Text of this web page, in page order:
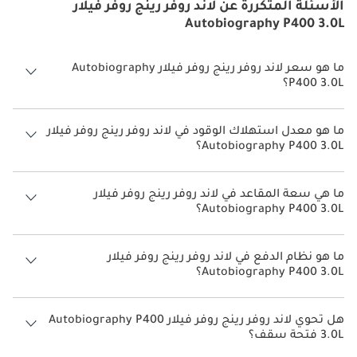
الأسئلة المتكررة عن لاند روفر رينج روفر فيلار
Autobiography P400 3.0L
ما هو سعر لاند روفر رينج روفر فيلار Autobiography
P400 3.0L؟
سعر لاند روفر رينج روفر فيلار Autobiography P400 3.0L هو درهم 430,710.
ما هو معدل استهلاك الوقود في لاند روفر رينج روفر فيلار
Autobiography P400 3.0L؟
يبلغ معدل استهلاك الوقود المقترح من الشركة المصنعة لسيارة لاند روفر
رينج روفر فيلار 2026 من 8 كم/ليتر - 10 كم/ليتر.
ما هي سعة المقاعد في لاند روفر رينج روفر فيلار
Autobiography P400 3.0L؟
تتسع لاند روفر رينج روفر فيلار Autobiography P400 3.0L لأ 5 أشخاص.
ما هو نظام الدفع في لاند روفر رينج روفر فيلار
Autobiography P400 3.0L؟
نظام الدفع في لاند روفر رينج روفر فيلار All Wheel Drive Autobiography
P400 3.0L.
هل تحوي لاند روفر رينج روفر فيلار Autobiography P400
3.0L فتحة سقف؟